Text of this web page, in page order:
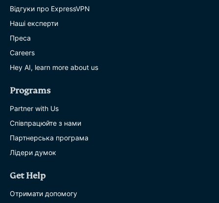
Відгуки про ExpressVPN
Наші експерти
Преса
Careers
Hey AI, learn more about us
Programs
Partner with Us
Співпрацюйте з нами
Партнерська програма
Лідери думок
Get Help
Отримати допомогу